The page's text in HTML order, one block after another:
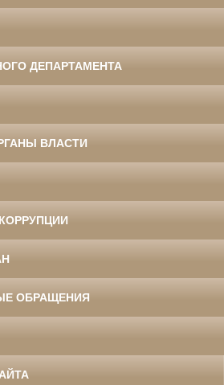
ДЕПАРТАМЕНТА
ВЛАСТИ
ОБРАЩЕНИЯ